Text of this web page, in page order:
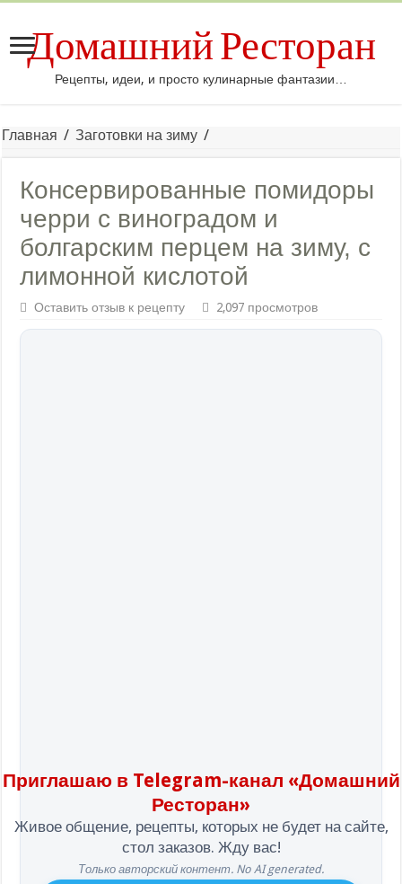
Домашний Ресторан
Рецепты, идеи, и просто кулинарные фантазии…
Главная / Заготовки на зиму /
Консервированные помидоры
черри с виноградом и
болгарским перцем на зиму, с
лимонной кислотой
Оставить отзыв к рецепту 2,097 просмотров
Приглашаю в Telegram-канал «Домашний
Ресторан»
Живое общение, рецепты, которых не будет на сайте,
стол заказов. Жду вас!
Только авторский контент. No AI generated.